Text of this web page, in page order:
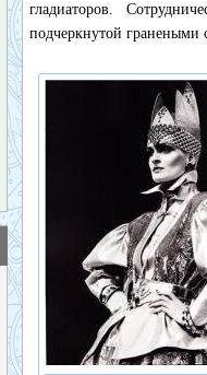
гладиаторов.
подчеркнутой гранеными